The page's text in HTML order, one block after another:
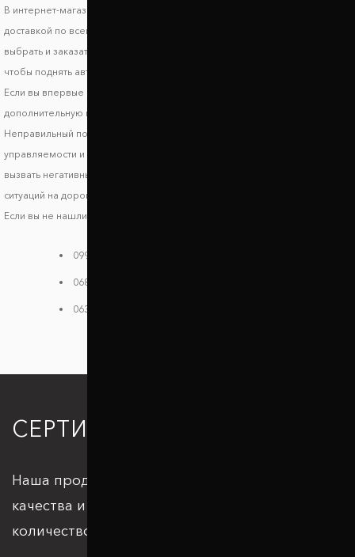
В интернет-магазине Автопроставка можно купить проставки Scion iM с
доставкой по всей территории Украины. В нашем каталоге вы можете
выбрать и заказать подходящие по форме, высоте и стоимости детали,
чтобы поднять авто и улучшить его ходовые характеристики.
Если вы впервые выбираете запчасти, обязательно получите
дополнительную консультацию, чтобы исключить риск несовместимости.
Неправильный подбор проставок может стать причиной ухудшения
управляемости и стабильности транспортного средства, что может
вызвать негативные последствия и риски возникновения опасных
ситуаций на дороге.
Если вы не нашли своей модели в каталоге, звоните нам:
099 784 38 08
068 182 48 40
063 396 33 26
СЕРТИФИКАЦИЯ
Наша продукция отвечает всем стандартам
качества и подкрепляется большим
количеством патентов и сертификатов